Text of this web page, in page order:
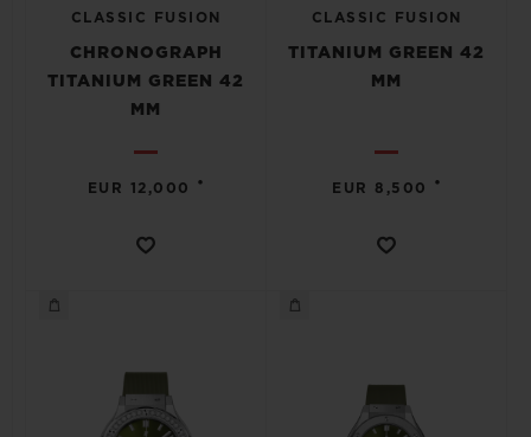
CLASSIC FUSION
CHRONOGRAPH
TITANIUM GREEN 42
MM
EUR 12,000 •
CLASSIC FUSION
TITANIUM GREEN 42
MM
EUR 8,500 •